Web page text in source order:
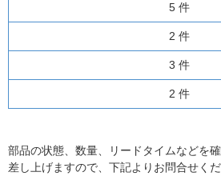
5 件
2 件
3 件
2 件
部品の状態、数量、リードタイムなどを
差し上げますので、下記よりお問合せくだ